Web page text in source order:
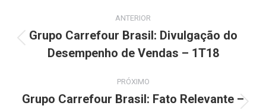
de
post:
ANTERIOR
anterior:
Grupo Carrefour Brasil: Divulgação do
Desempenho de Vendas – 1T18
PRÓXIMO
Grupo Carrefour Brasil: Fato Relevante –